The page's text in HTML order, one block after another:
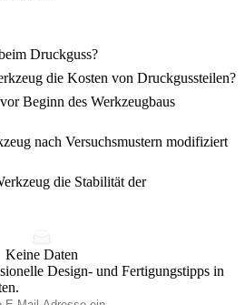
Druckguss?
die Kosten von Druckgussteilen?
Beginn des Werkzeugbaus
nach Versuchsmustern modifiziert
die Stabilität der
Keine Daten
Design- und Fertigungstipps in